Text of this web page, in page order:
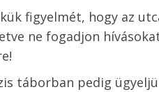
figyelmét, hogy az
ne fogadjon
táborban pedig